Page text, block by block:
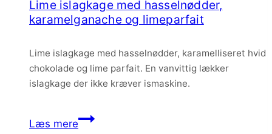
og
brændt
Lime islagkage med hasselnødder,
karamelganache og limeparfait
Lime islagkage med hasselnødder, karamelliseret hvid
chokolade og lime parfait. En vanvittig lækker
islagkage der ikke kræver ismaskine.
Læs mereLime